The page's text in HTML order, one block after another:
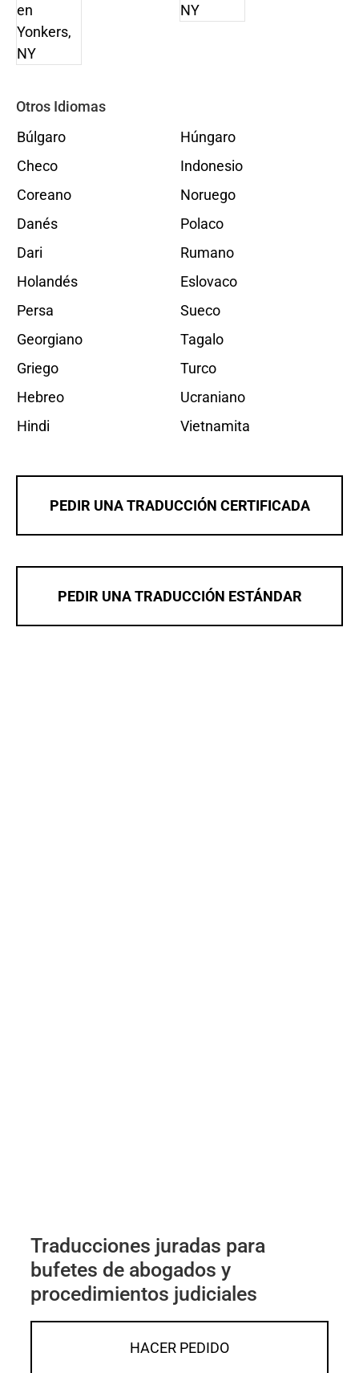
Otros Idiomas
Búlgaro
Checo
Coreano
Danés
Dari
Holandés
Persa
Georgiano
Griego
Hebreo
Hindi
Húngaro
Indonesio
Noruego
Polaco
Rumano
Eslovaco
Sueco
Tagalo
Turco
Ucraniano
Vietnamita
PEDIR UNA TRADUCCIÓN CERTIFICADA
PEDIR UNA TRADUCCIÓN ESTÁNDAR
Traducciones juradas para
bufetes de abogados y
procedimientos judiciales
HACER PEDIDO